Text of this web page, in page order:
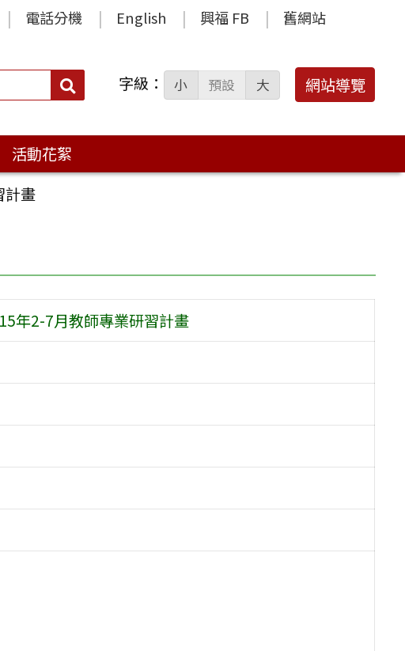
電話分機 English 興福 FB 舊網站
搜
字級： 小 預設 大 網站導覽
活動花絮
計畫
年2-7月教師專業研習計畫